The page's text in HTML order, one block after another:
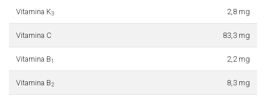
Vitamina K3 2,8 mg
Vitamina C 83,3 mg
Vitamina B1 2,2 mg
Vitamina B2 8,3 mg